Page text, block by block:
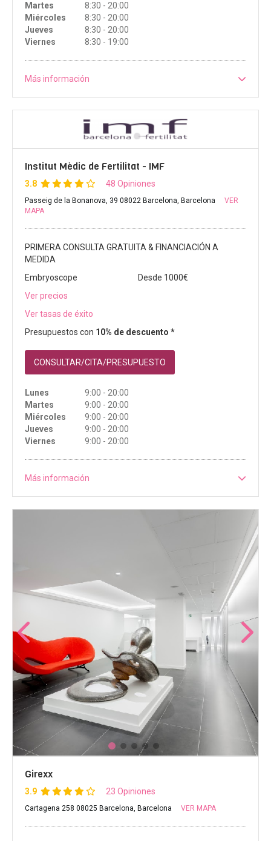
Martes
8:30 - 20:00
Miércoles
8:30 - 20:00
Jueves
8:30 - 20:00
Viernes
8:30 - 19:00
Más información
Institut Mèdic de Fertilitat - IMF
3.8 48 Opiniones
Passeig de la Bonanova, 39 08022 Barcelona, Barcelona
VER
MAPA
PRIMERA CONSULTA GRATUITA & FINANCIACIÓN A
MEDIDA
Embryoscope
Desde 1000€
Ver precios
Ver tasas de éxito
Presupuestos con 10% de descuento *
CONSULTAR/CITA/PRESUPUESTO
Lunes
9:00 - 20:00
Martes
9:00 - 20:00
Miércoles
9:00 - 20:00
Jueves
9:00 - 20:00
Viernes
9:00 - 20:00
Más información
Girexx
3.9 23 Opiniones
Cartagena 258 08025 Barcelona, Barcelona VER MAPA